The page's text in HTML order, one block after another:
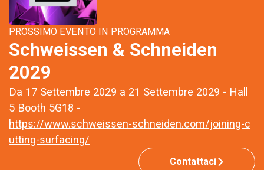
PROSSIMO EVENTO IN PROGRAMMA
Schweissen & Schneiden
2029
Da 17 Settembre 2029 a 21 Settembre 2029 - Hall
5 Booth 5G18 -
https://www.schweissen-schneiden.com/joining-c
utting-surfacing/
Contattaci